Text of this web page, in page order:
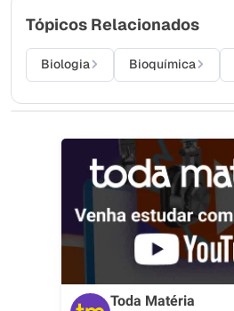
Tópicos Relacionados
Biologia Bioquímica
Toda Matéria